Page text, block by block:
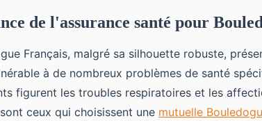
de l'assurance santé pour
Français, malgré sa silhouette robuste,
à de nombreux problèmes de santé
figurent les troubles respiratoires et les
ceux qui choisissent une mutuelle